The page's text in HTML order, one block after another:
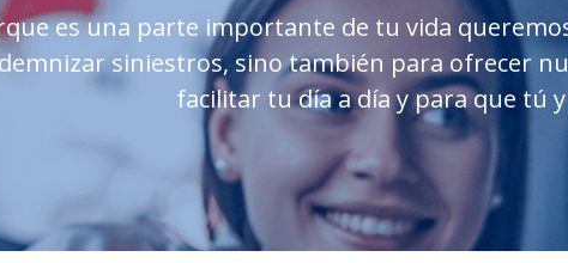
es una parte importante de tu vida
siniestros, sino también para ofrecer
facilitar tu día a día y para que tú